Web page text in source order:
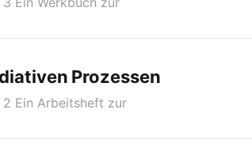
Prozessen
2 Ein Arbeitsheft zur